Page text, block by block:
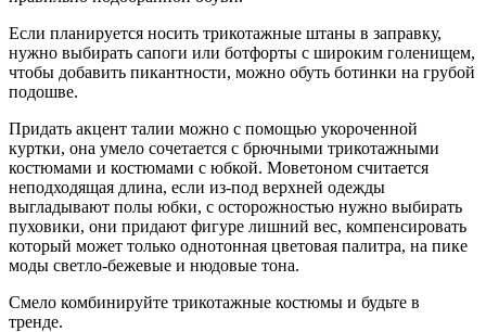
Если планируется носить трикотажные штаны в заправку,
нужно выбирать сапоги или ботфорты с широким голенищем,
чтобы добавить пикантности, можно обуть ботинки на грубой
подошве.
Придать акцент талии можно с помощью укороченной
куртки, она умело сочетается с брючными трикотажными
костюмами и костюмами с юбкой. Моветоном считается
неподходящая длина, если из-под верхней одежды
выгладывают полы юбки, с осторожностью нужно выбирать
пуховики, они придают фигуре лишний вес, компенсировать
который может только однотонная цветовая палитра, на пике
моды светло-бежевые и нюдовые тона.
Смело комбинируйте трикотажные костюмы и будьте в
тренде.